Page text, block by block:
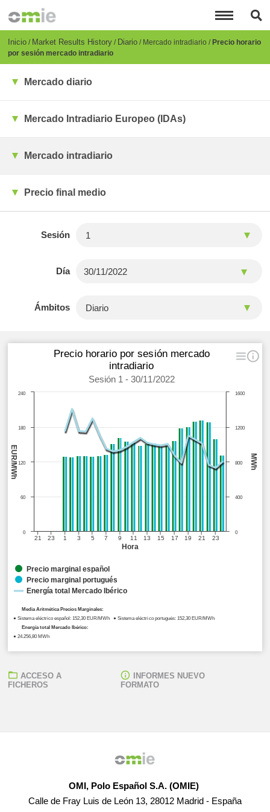
principal
Breadcrumb
Inicio Market Results History Diario Mercado intradiario Precio horario
por sesión mercado intradiario
Mercado diario
Mercado Intradiario Europeo (IDAs)
Mercado intradiario
Precio final medio
Sesión
Día
Ámbitos
Media Aritmética Precios Marginales:
● Sistema eléctrico español: 152,30 EUR/MWh ● Sistema eléctrico portugués: 152,30 EUR/MWh
Energía total Mercado Ibérico:
● 24.256,80 MWh
Hora
MWh
EUR/MWh
Precio horario por sesión mercado
intradiario
Sesión 1 - 30/11/2022
21 23 1 3 5 7 9 11 13 15 17 19 21 23
0
400
800
1200
1600
0
60
120
180
240
Precio marginal español
Precio marginal portugués
Energía total Mercado Ibérico
ACCESO A
FICHEROS
INFORMES NUEVO
FORMATO
OMI, Polo Español S.A. (OMIE)
Calle de Fray Luis de León 13, 28012 Madrid - España